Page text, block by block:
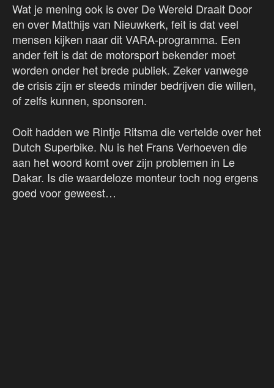
Wat je mening ook is over De Wereld Draait Door
en over Matthijs van Nieuwkerk, feit is dat veel
mensen kijken naar dit VARA-programma. Een
ander feit is dat de motorsport bekender moet
worden onder het brede publiek. Zeker vanwege
de crisis zijn er steeds minder bedrijven die willen,
of zelfs kunnen, sponsoren.
Ooit hadden we Rintje Ritsma die vertelde over het
Dutch Superbike. Nu is het Frans Verhoeven die
aan het woord komt over zijn problemen in Le
Dakar. Is die waardeloze monteur toch nog ergens
goed voor geweest…